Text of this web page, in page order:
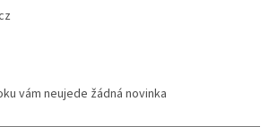
vám neujede žádná novinka